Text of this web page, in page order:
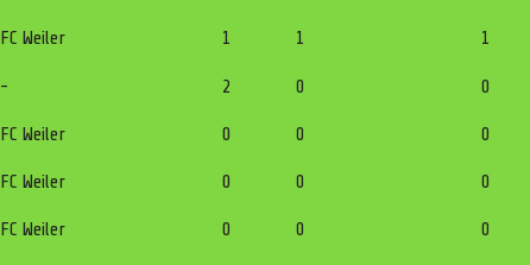
FC Weiler 1 1 1
- 2 0 0
FC Weiler 0 0 0
FC Weiler 0 0 0
FC Weiler 0 0 0